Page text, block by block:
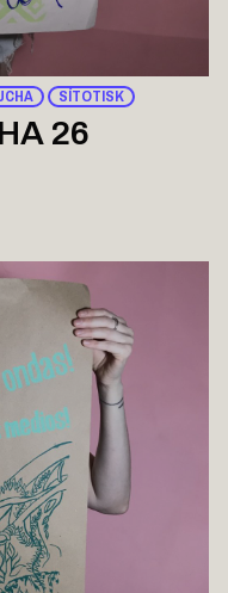
SÍTOTISK
26